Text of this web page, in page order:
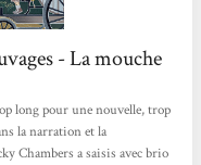
- La mouche
long pour une nouvelle, trop
la narration et la
Chambers a saisis avec brio